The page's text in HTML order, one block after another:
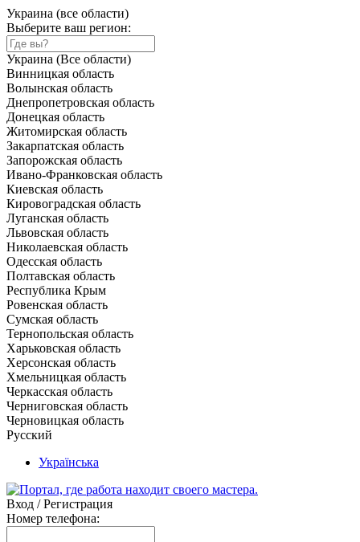
Украина (все области)
Выберите ваш регион:
Украина (Все области)
Винницкая область
Волынская область
Днепропетровская область
Донецкая область
Житомирская область
Закарпатская область
Запорожская область
Ивано-Франковская область
Киевская область
Кировоградская область
Луганская область
Львовская область
Николаевская область
Одесская область
Полтавская область
Республика Крым
Ровенская область
Сумская область
Тернопольская область
Харьковская область
Херсонская область
Хмельницкая область
Черкасская область
Черниговская область
Черновицкая область
Русский
Українська
Вход / Регистрация
Номер телефона: